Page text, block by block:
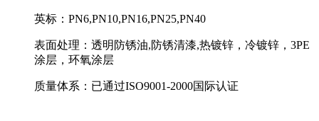
英标：PN6,PN10,PN16,PN25,PN40
表面处理：透明防锈油,防锈清漆,热镀锌，冷镀锌，3PE
涂层，环氧涂层
质量体系：已通过ISO9001-2000国际认证